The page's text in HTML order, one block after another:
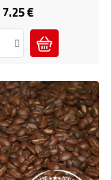
7.25 €Price